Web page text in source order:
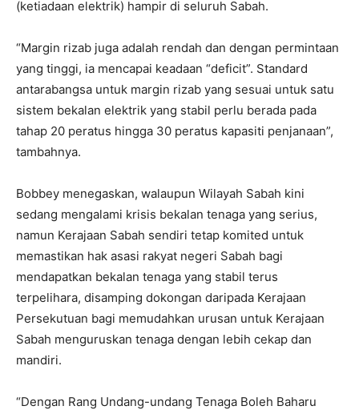
(ketiadaan elektrik) hampir di seluruh Sabah.
“Margin rizab juga adalah rendah dan dengan permintaan
yang tinggi, ia mencapai keadaan “deficit”. Standard
antarabangsa untuk margin rizab yang sesuai untuk satu
sistem bekalan elektrik yang stabil perlu berada pada
tahap 20 peratus hingga 30 peratus kapasiti penjanaan”,
tambahnya.
Bobbey menegaskan, walaupun Wilayah Sabah kini
sedang mengalami krisis bekalan tenaga yang serius,
namun Kerajaan Sabah sendiri tetap komited untuk
memastikan hak asasi rakyat negeri Sabah bagi
mendapatkan bekalan tenaga yang stabil terus
terpelihara, disamping dokongan daripada Kerajaan
Persekutuan bagi memudahkan urusan untuk Kerajaan
Sabah menguruskan tenaga dengan lebih cekap dan
mandiri.
“Dengan Rang Undang-undang Tenaga Boleh Baharu